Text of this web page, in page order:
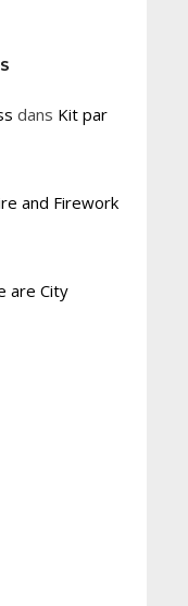
dans Kit par
and Firework
are City